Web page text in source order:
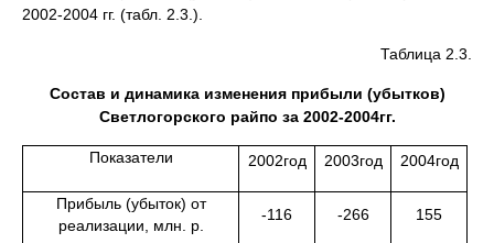
2002-2004 гг. (табл. 2.3.).
Таблица 2.3.
Состав и динамика изменения прибыли (убытков)
Светлогорского райпо за 2002-2004гг.
Показатели 2002год 2003год 2004год
Прибыль (убыток) от
реализации, млн. р.
-116 -266 155